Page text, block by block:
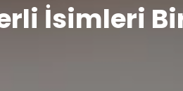
İsimleri